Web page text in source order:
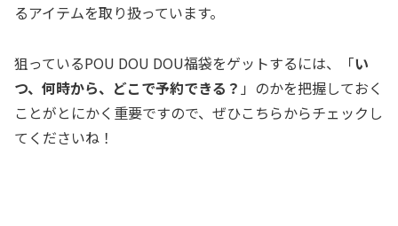
るアイテムを取り扱っています。
狙っているPOU DOU DOU福袋をゲットするには、「い
つ、何時から、どこで予約できる？ 」のかを把握しておく
ことがとにかく重要ですので、ぜひこちらからチェックし
てくださいね！